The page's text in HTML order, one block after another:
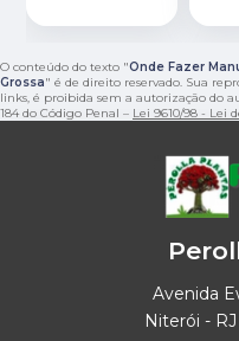
O conteúdo do texto "Onde Fazer
Grossa" é de direito reservado. Sua
links, é proibida sem a autorização do
184 do Código Penal – Lei 9610/98 - Lei
Avenida
Niterói -